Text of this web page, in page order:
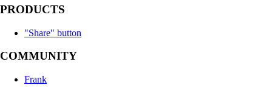
PRODUCTS
"Share" button
COMMUNITY
Frank